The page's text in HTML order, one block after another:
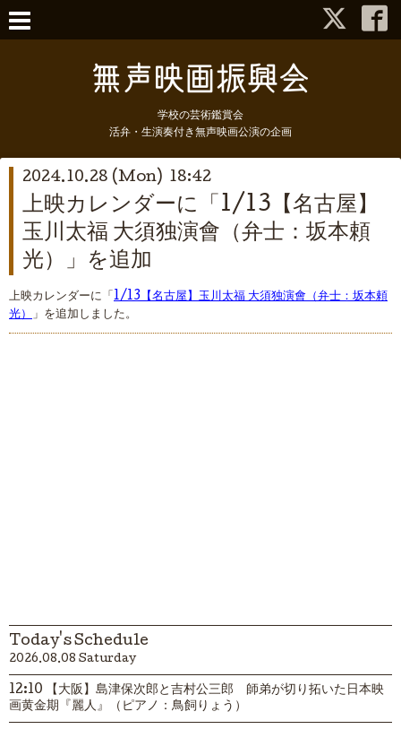
学校の芸術鑑賞会
活弁・生演奏付き無声映画公演の企画
2024.10.28 (Mon) 18:42
上映カレンダーに「1/13【名古屋】
玉川太福 大須独演會（弁士：坂本頼
光）」を追加
上映カレンダーに「 1/13【名古屋】玉川太福 大須独演會（弁士：坂本頼
光） 」を追加しました。
Today's Schedule
2026.08.08 Saturday
12:10 【大阪】島津保次郎と吉村公三郎 師弟が切り拓いた日本映
画黄金期『麗人』（ピアノ：鳥飼りょう）